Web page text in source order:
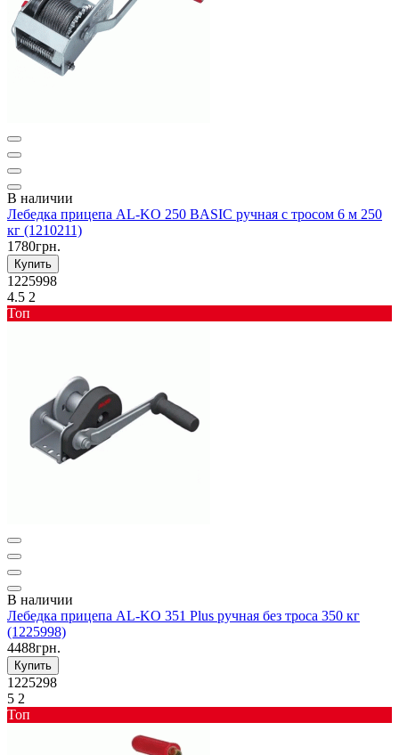
В наличии
Лебедка прицепа AL-KO 250 BASIC ручная с тросом 6 м 250
кг (1210211)
1780грн.
Купить
1225998
4.5 2
Toп
В наличии
Лебедка прицепа AL-KO 351 Plus ручная без троса 350 кг
(1225998)
4488грн.
Купить
1225298
5 2
Toп